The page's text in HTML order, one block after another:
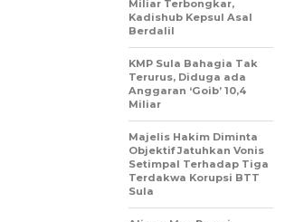
Miliar Terbongkar,
Kadishub Kepsul Asal
Berdalil
KMP Sula Bahagia Tak
Terurus, Diduga ada
Anggaran ‘Goib’ 10,4
Miliar
Majelis Hakim Diminta
Objektif Jatuhkan Vonis
Setimpal Terhadap Tiga
Terdakwa Korupsi BTT
Sula